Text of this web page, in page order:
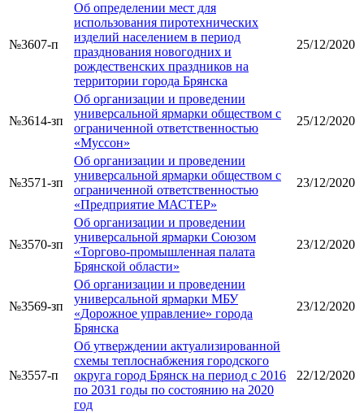
№3607-п
Об определении мест для
использования пиротехнических
изделий населением в период
празднования новогодних и
рождественских праздников на
территории города Брянска
25/12/2020
№3614-зп
Об организации и проведении
универсальной ярмарки обществом с
ограниченной ответственностью
«Муссон»
25/12/2020
№3571-зп
Об организации и проведении
универсальной ярмарки обществом с
ограниченной ответственностью
«Предприятие МАСТЕР»
23/12/2020
№3570-зп
Об организации и проведении
универсальной ярмарки Союзом
«Торгово-промышленная палата
Брянской области»
23/12/2020
№3569-зп
Об организации и проведении
универсальной ярмарки МБУ
«Дорожное управление» города
Брянска
23/12/2020
№3557-п
Об утверждении актуализированной
схемы теплоснабжения городского
округа город Брянск на период с 2016
по 2031 годы по состоянию на 2020
год
22/12/2020